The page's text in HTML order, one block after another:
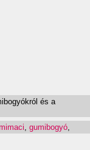
és a
gumibogyó